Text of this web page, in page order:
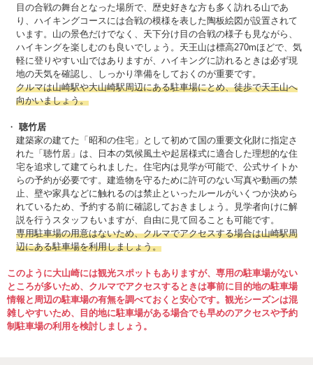
目の合戦の舞台となった場所で、歴史好きな方も多く訪れる山であ
り、ハイキングコースには合戦の模様を表した陶板絵図が設置されて
います。山の景色だけでなく、天下分け目の合戦の様子も見ながら、
ハイキングを楽しむのも良いでしょう。天王山は標高270mほどで、気
軽に登りやすい山ではありますが、ハイキングに訪れるときは必ず現
地の天気を確認し、しっかり準備をしておくのが重要です。
クルマは山崎駅や大山崎駅周辺にある駐車場にとめ、徒歩で天王山へ
向かいましょう。
聴竹居
建築家の建てた「昭和の住宅」として初めて国の重要文化財に指定さ
れた「聴竹居」は、日本の気候風土や起居様式に適合した理想的な住
宅を追求して建てられました。住宅内は見学が可能で、公式サイトか
らの予約が必要です。建造物を守るために許可のない写真や動画の禁
止、壁や家具などに触れるのは禁止といったルールがいくつか決めら
れているため、予約する前に確認しておきましょう。見学者向けに解
説を行うスタッフもいますが、自由に見て回ることも可能です。
専用駐車場の用意はないため、クルマでアクセスする場合は山崎駅周
辺にある駐車場を利用しましょう。
このように大山崎には観光スポットもありますが、専用の駐車場がない
ところが多いため、クルマでアクセスするときは事前に目的地の駐車場
情報と周辺の駐車場の有無を調べておくと安心です。観光シーズンは混
雑しやすいため、目的地に駐車場がある場合でも早めのアクセスや予約
制駐車場の利用を検討しましょう。